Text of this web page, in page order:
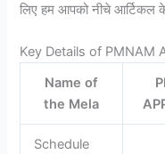
लिए हम आपको नीचे आर्टिकल
Key Details of PMNAM
Name of
the Mela
Schedule